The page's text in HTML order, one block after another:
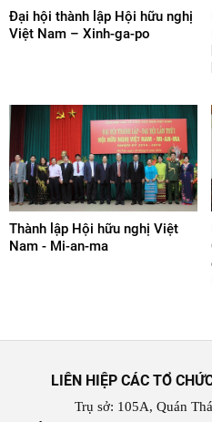
Đại hội thành lập Hội hữu nghị
Việt Nam – Xinh-ga-po
Thành lập Hội hữu nghị Việt
Nam - Mi-an-ma
LIÊN HIỆP CÁC TỔ
Trụ sở: 105A, Quán